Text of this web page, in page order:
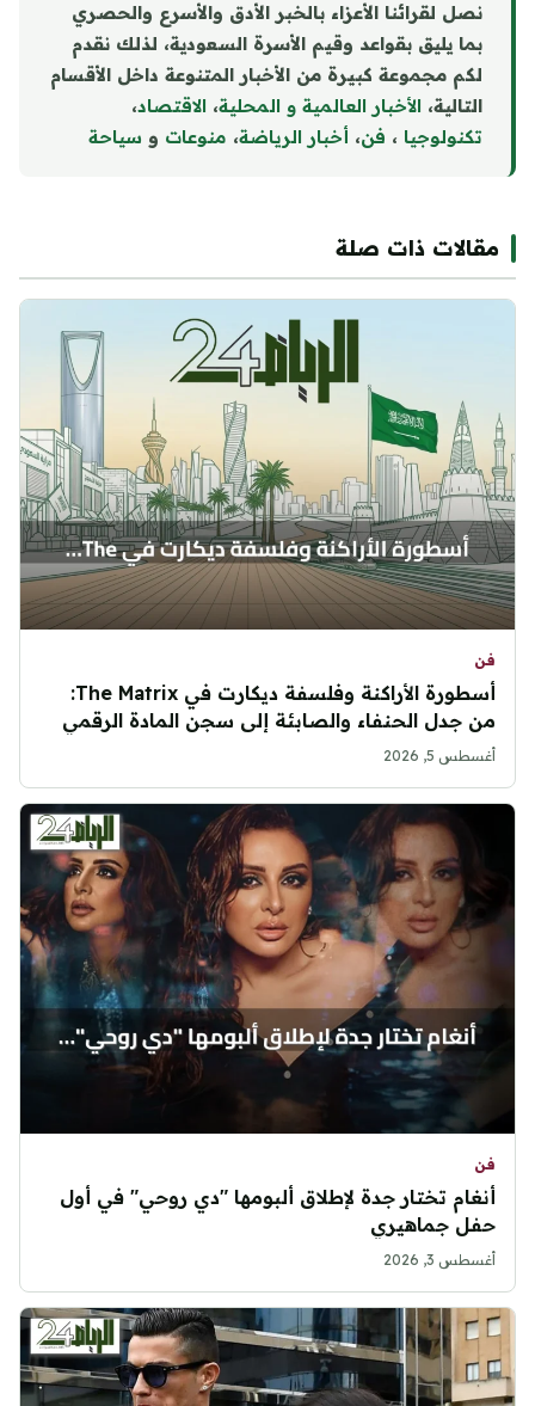
نصل لقرائنا الأعزاء بالخبر الأدق والأسرع والحصري
بما يليق بقواعد وقيم الأسرة السعودية، لذلك نقدم
لكم مجموعة كبيرة من الأخبار المتنوعة داخل الأقسام
التالية، الأخبار العالمية و المحلية، الاقتصاد،
تكنولوجيا ، فن، أخبار الرياضة، منوعات و سياحة
مقالات ذات صلة
فن
أسطورة الأراكنة وفلسفة ديكارت في The Matrix:
من جدل الحنفاء والصابئة إلى سجن المادة الرقمي
أغسطس 5, 2026
فن
أنغام تختار جدة لإطلاق ألبومها "دي روحي" في أول
حفل جماهيري
أغسطس 3, 2026